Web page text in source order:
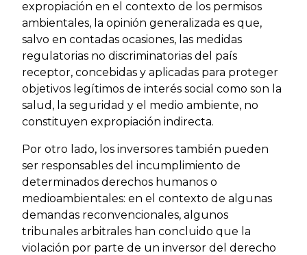
expropiación en el contexto de los permisos
ambientales, la opinión generalizada es que,
salvo en contadas ocasiones, las medidas
regulatorias no discriminatorias del país
receptor, concebidas y aplicadas para proteger
objetivos legítimos de interés social como son la
salud, la seguridad y el medio ambiente, no
constituyen expropiación indirecta.
Por otro lado, los inversores también pueden
ser responsables del incumplimiento de
determinados derechos humanos o
medioambientales: en el contexto de algunas
demandas reconvencionales, algunos
tribunales arbitrales han concluido que la
violación por parte de un inversor del derecho